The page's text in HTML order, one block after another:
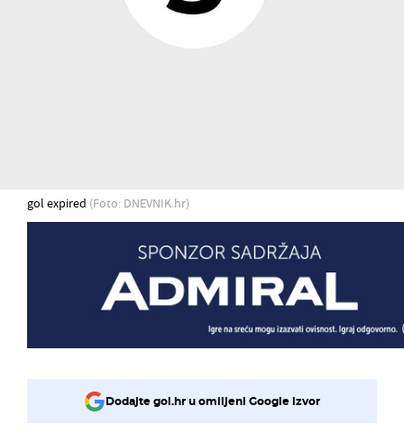
gol expired (Foto: DNEVNIK.hr)
Dodajte gol.hr u omiljeni Google izvor